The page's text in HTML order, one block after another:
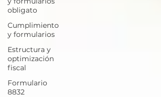
obligato
Cumplimiento
y formularios
Estructura y
optimización
fiscal
Formulario
8832